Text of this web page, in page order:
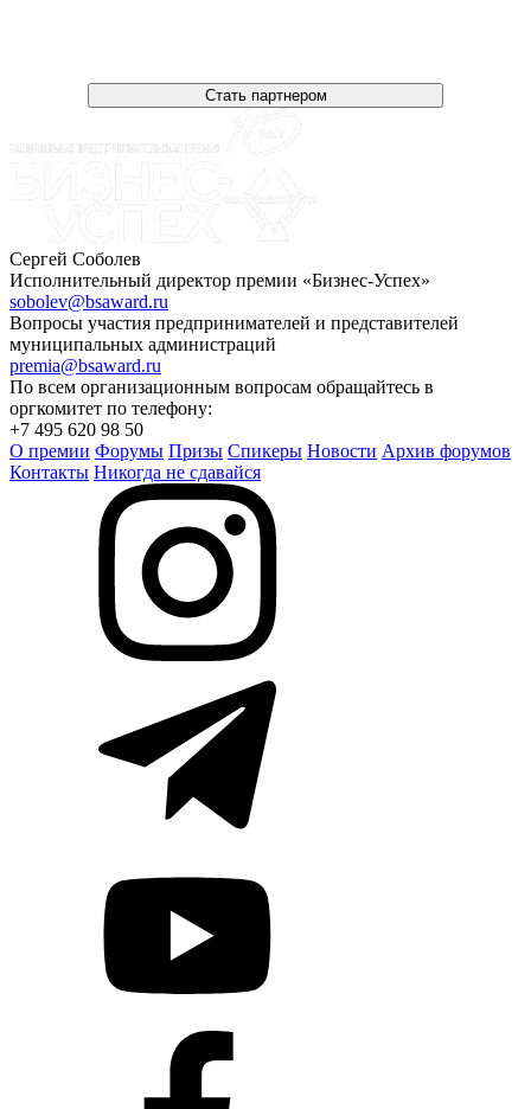
Стать партнером
Сергей Соболев
Исполнительный директор премии «Бизнес-Успех»
sobolev@bsaward.ru
Вопросы участия предпринимателей и представителей
муниципальных администраций
premia@bsaward.ru
По всем организационным вопросам обращайтесь в
оргкомитет по телефону:
+7 495 620 98 50
О премии Форумы Призы Спикеры Новости Архив форумов
Контакты Никогда не сдавайся